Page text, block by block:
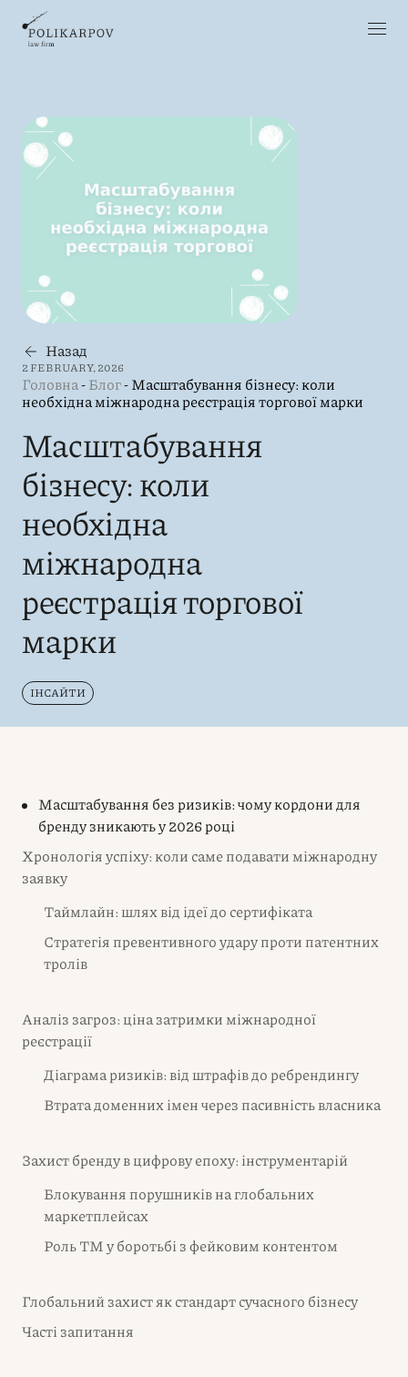
Назад
2 FEBRUARY, 2026
Головна-Блог-Масштабування бізнесу: коли
необхідна міжнародна реєстрація торгової марки
Масштабування
бізнесу: коли
необхідна
міжнародна
реєстрація торгової
марки
ІНСАЙТИ
Масштабування без ризиків: чому кордони для
бренду зникають у 2026 році
Хронологія успіху: коли саме подавати міжнародну
заявку
Таймлайн: шлях від ідеї до сертифіката
Стратегія превентивного удару проти патентних
тролів
Аналіз загроз: ціна затримки міжнародної
реєстрації
Діаграма ризиків: від штрафів до ребрендингу
Втрата доменних імен через пасивність власника
Захист бренду в цифрову епоху: інструментарій
Блокування порушників на глобальних
маркетплейсах
Роль ТМ у боротьбі з фейковим контентом
Глобальний захист як стандарт сучасного бізнесу
Часті запитання